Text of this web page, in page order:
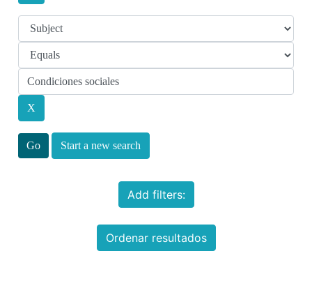
Start a new search
Add filters:
Ordenar resultados